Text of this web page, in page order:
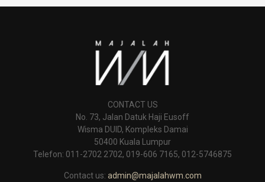
CONTACT US
No. 73, Jalan Datuk Haji Eusoff
Wisma DUID, Kompleks Damai
50400 Kuala Lumpur
Telefon: 011-2702 2702, 019-606 7165, 012-5746875
Contact us: admin@majalahwm.com